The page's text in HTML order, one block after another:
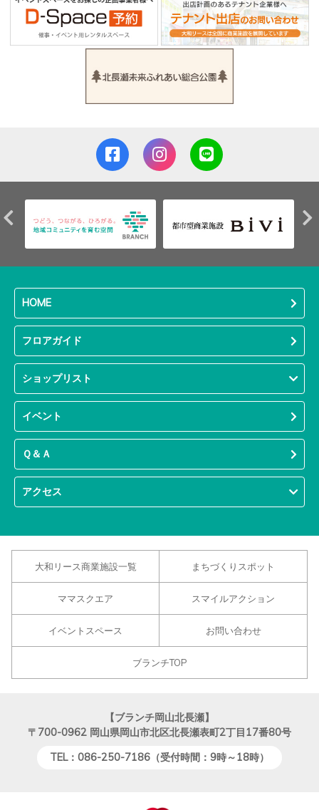
HOME
フロアガイド
ショップリスト
イベント
Ｑ＆Ａ
アクセス
大和リース商業施設一覧 まちづくりスポット
ママスクエア スマイルアクション
イベントスペース お問い合わせ
ブランチTOP
【ブランチ岡山北長瀬】
〒700-0962 岡山県岡山市北区北長瀬表町2丁目17番80号
TEL：086-250-7186（受付時間：9時～18時）